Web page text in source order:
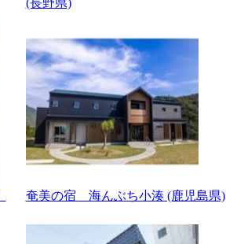
奄美の宿 海んぶち小湊 (鹿児島県)